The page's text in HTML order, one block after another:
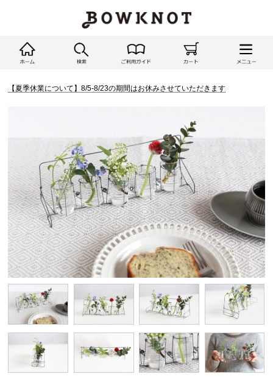
【夏季休業について】8/5-8/23の期間はお休みさせていただきます